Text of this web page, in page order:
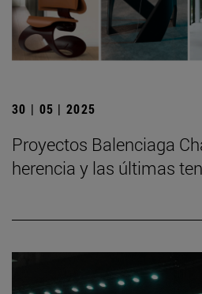
30 | 05 | 2025
Proyectos Balenciaga
herencia y las últimas